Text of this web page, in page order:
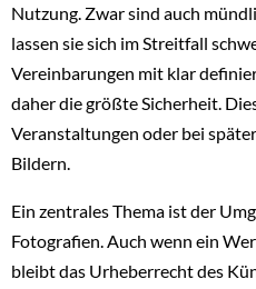
Nutzung. Zwar sind auch
lassen sie sich im Streitfall
Vereinbarungen mit klar
daher die größte Sicherheit.
Veranstaltungen oder bei
Bildern.
Ein zentrales Thema ist der
Fotografien. Auch wenn ein
bleibt das Urheberrecht des